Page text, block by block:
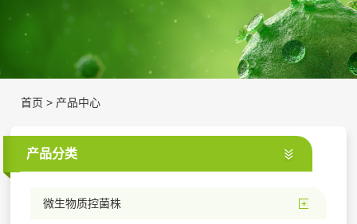
首页 > 产品中心
产品分类
微生物质控菌株